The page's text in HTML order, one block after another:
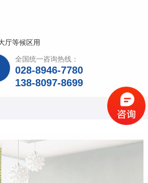
厅等候区用
全国统一咨询热线：
028-8946-7780
138-8097-8699